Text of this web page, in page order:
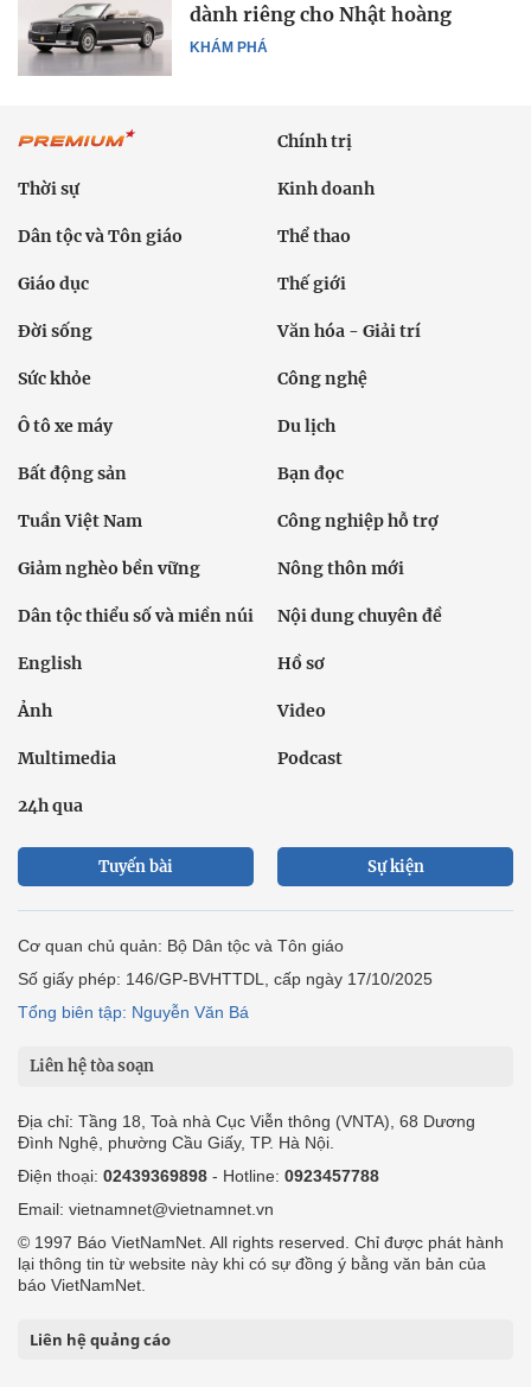
KHÁM PHÁ
dành riêng cho Nhật hoàng
Chính trị
Thời sự Kinh doanh
Dân tộc và Tôn giáo Thể thao
Giáo dục Thế giới
Đời sống Văn hóa - Giải trí
Sức khỏe Công nghệ
Ô tô xe máy Du lịch
Bất động sản Bạn đọc
Tuần Việt Nam Công nghiệp hỗ trợ
Giảm nghèo bền vững Nông thôn mới
Dân tộc thiểu số và miền núi Nội dung chuyên đề
English Hồ sơ
Ảnh Video
Multimedia Podcast
24h qua
Tuyến bài Sự kiện
Cơ quan chủ quản: Bộ Dân tộc và Tôn giáo
Số giấy phép: 146/GP-BVHTTDL, cấp ngày 17/10/2025
Tổng biên tập: Nguyễn Văn Bá
Liên hệ tòa soạn
Địa chỉ: Tầng 18, Toà nhà Cục Viễn thông (VNTA), 68 Dương
Đình Nghệ, phường Cầu Giấy, TP. Hà Nội.
Điện thoại: 02439369898 - Hotline: 0923457788
Email: vietnamnet@vietnamnet.vn
© 1997 Báo VietNamNet. All rights reserved. Chỉ được phát hành
lại thông tin từ website này khi có sự đồng ý bằng văn bản của
báo VietNamNet.
Liên hệ quảng cáo